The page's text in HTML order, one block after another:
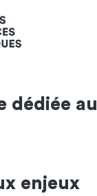
dédiée au
enjeux